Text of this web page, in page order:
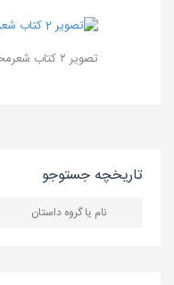
تصویر ۲ کتاب شعرمحلی ای خوش او روزا
تاریخچه جستوجو